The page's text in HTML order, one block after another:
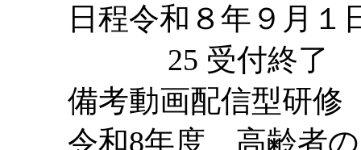
日程令和８年９月１
25 受付終了
備考動画配信型研修
令和8年度 高齢者